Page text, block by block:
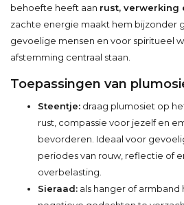
behoefte heeft aan rust, verwerking
zachte energie maakt hem bijzonder
gevoelige mensen en voor spiritueel
afstemming centraal staan.
Toepassingen van
Steentje: draag plumosiet op
rust, compassie voor jezelf en
bevorderen. Ideaal voor
periodes van rouw, reflectie of
overbelasting.
Sieraad: als hanger of